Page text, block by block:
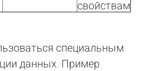
свойствам
специальным
данных. Пример